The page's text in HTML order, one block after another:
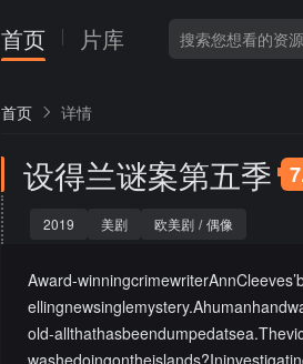
首页 片库
首页 详情
设得兰谜案第五季
2019 美剧 欧美剧 / 偶像
Award-
old-